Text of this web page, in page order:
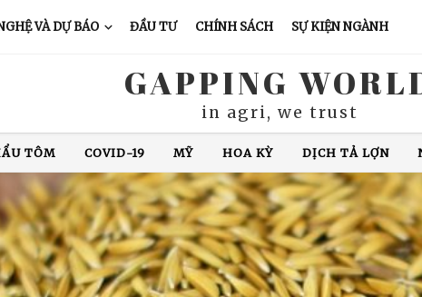
VÀ DỰ BÁO ĐẦU TƯ CHÍNH SÁCH SỰ KIỆN NGÀNH
GAPPING
in agri, we trust
GIÁ TÔM XUẤT KHẨU CÁ TRA CHĂN NUÔI LỢN
QUỐC
ẤN ĐỘ GIÁ GẠO XUẤT KHẨU GẠO THÁI LAN
TÔM
COVID-19 MỸ HOA KỲ DỊCH TẢ LỢN